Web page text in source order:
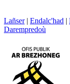
Lañser | Endalc'had |
Darempredoù